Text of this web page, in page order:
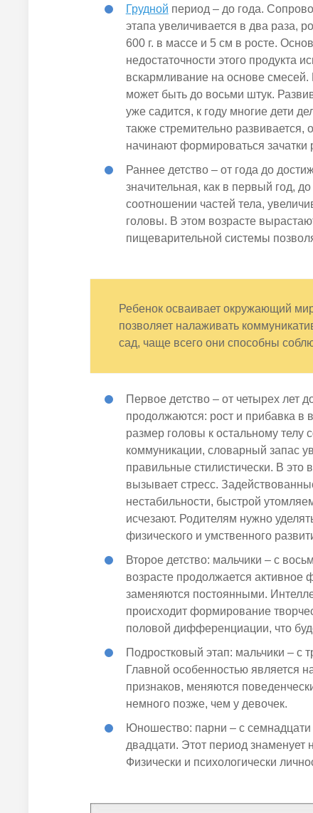
Грудной период – до года.
этапа увеличивается в два раза,
600 г. в массе и 5 см в росте.
недостаточности этого продукта
вскармливание на основе смесей.
может быть до восьми штук.
уже садится, к году многие дети
также стремительно развивается,
начинают формироваться зачатки
Раннее детство – от года до
значительная, как в первый год, до
соотношении частей тела,
головы. В этом возрасте
пищеварительной системы
Ребенокосваивает окружающий
позволяет налаживать
сад, чаще всего они способны
Первое детство – от четырехлет
продолжаются: рост и прибавка в
размер головы к остальному телу
коммуникации, словарный запас
правильные стилистически. В
вызывает стресс.
нестабильности, быстрой
исчезают. Родителям нужно
физического и умственного
Второе детство: мальчики – с
возрасте продолжается
заменяются постоянными.
происходит формирование
половой дифференциации, что
Подростковый этап: мальчики – с
Главной особенностью является
признаков, меняются
немного позже, чем у девочек.
Юношество: парни – с семнадцати
двадцати. Этот период знаменует
Физически и психологически